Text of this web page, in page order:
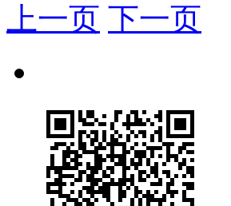
上一页 下一页